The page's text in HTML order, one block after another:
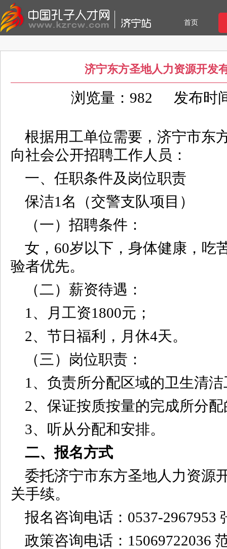
首页
济宁东方圣地人力资源开发
浏览量：982 发布时
根据用工单位需要，济宁市东
向社会公开招聘工作人员：
一、任职条件及岗位职责
保洁1名（交警支队项目）
（一）招聘条件：
女，60岁以下，身体健康，吃
验者优先。
（二）薪资待遇：
1、月工资1800元；
2、节日福利，月休4天。
（三）岗位职责：
1、负责所分配区域的卫生清
2、保证按质按量的完成所分
3、听从分配和安排。
二、报名方式
委托济宁市东方圣地人力资源
关手续。
报名咨询电话：0537-2967953
政策咨询电话：15069722036